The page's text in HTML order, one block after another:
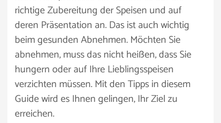
richtige Zubereitung der Speisen und auf
deren Präsentation an. Das ist auch wichtig
beim gesunden Abnehmen. Möchten Sie
abnehmen, muss das nicht heißen, dass Sie
hungern oder auf Ihre Lieblingsspeisen
verzichten müssen. Mit den Tipps in diesem
Guide wird es Ihnen gelingen, Ihr Ziel zu
erreichen.